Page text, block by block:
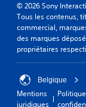
© 2026 Sony
Tous les contenus,
commercial,
des marques
propriétaires
Belgique
Mentions
juridiques